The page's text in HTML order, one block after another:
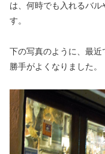
は、何時でも入れるバ
す。
下の写真のように、最
勝手がよくなりました。